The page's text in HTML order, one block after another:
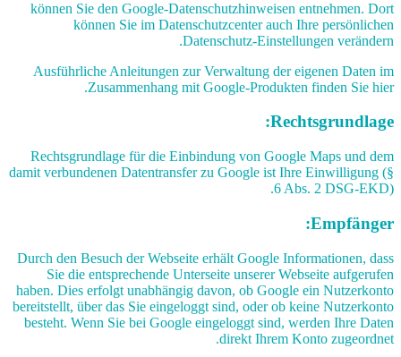
können Sie den Google-Datenschutzhinweisen entnehmen. Dort
können Sie im Datenschutzcenter auch Ihre persönlichen
Datenschutz-Einstellungen verändern.
Ausführliche Anleitungen zur Verwaltung der eigenen Daten im
Zusammenhang mit Google-Produkten finden Sie hier.
Rechtsgrundlage:
Rechtsgrundlage für die Einbindung von Google Maps und dem
damit verbundenen Datentransfer zu Google ist Ihre Einwilligung (§
6 Abs. 2 DSG-EKD).
Empfänger:
Durch den Besuch der Webseite erhält Google Informationen, dass
Sie die entsprechende Unterseite unserer Webseite aufgerufen
haben. Dies erfolgt unabhängig davon, ob Google ein Nutzerkonto
bereitstellt, über das Sie eingeloggt sind, oder ob keine Nutzerkonto
besteht. Wenn Sie bei Google eingeloggt sind, werden Ihre Daten
direkt Ihrem Konto zugeordnet.